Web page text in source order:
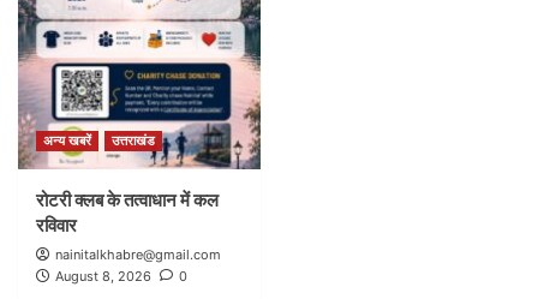
अन्य खबरें उत्तराखंड
रोटरी क्लब के तत्वाधान में कल
रविवार
nainitalkhabre@gmail.com
August 8, 2026
0